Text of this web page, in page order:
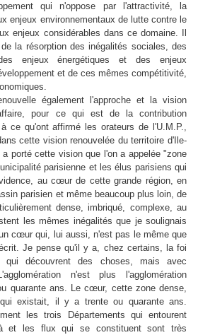
qui n'oppose par l'attractivité, la
enjeux environnementaux de lutte contre le
enjeux considérables dans ce domaine. Il
la résorption des inégalités sociales, des
enjeux énergétiques et des enjeux
et de ces mêmes compétitivité,
également l'approche et la vision
pour ce qui est de la contribution
ce qu'ont affirmé les orateurs de l'U.M.P.,
cette vision renouvelée du territoire d'Ile-
porté cette vision que l'on a appelée "zone
parisienne et les élus parisiens qui
au cœur de cette grande région, en
parisien et même beaucoup plus loin, de
dense, imbriqué, complexe, au
les mêmes inégalités que je soulignais
cœur qui, lui aussi, n'est pas le même que
Je pense qu'il y a, chez certains, la foi
qui découvrent des choses, mais avec
n'est plus l'agglomération
quarante ans. Le cœur, cette zone dense,
existait, il y a trente ou quarante ans.
les trois Départements qui entourent
et les flux qui se constituent sont très